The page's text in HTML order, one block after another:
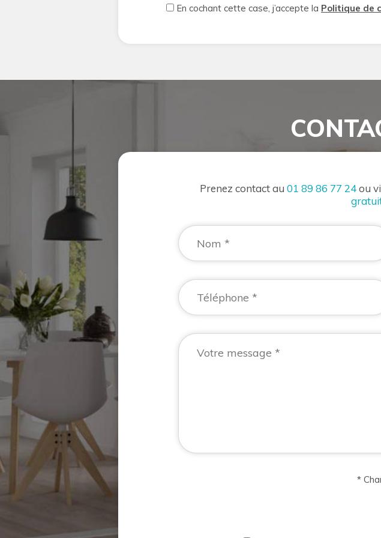
En cochant cette case, j’accepte la Politique de
Prenez contact au 01 89 86 77 24ou
*